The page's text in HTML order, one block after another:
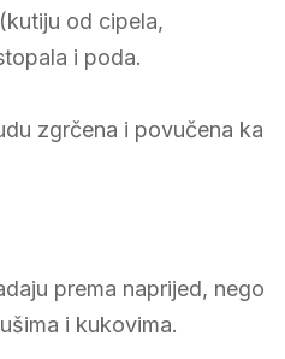
od cipela,
i poda.
zgrčena i povučena ka
prema naprijed, nego
i kukovima.